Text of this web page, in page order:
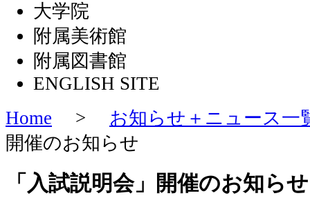
大学院
附属美術館
附属図書館
ENGLISH SITE
Home > お知らせ＋ニュース一
開催のお知らせ
「入試説明会」開催のお知らせ